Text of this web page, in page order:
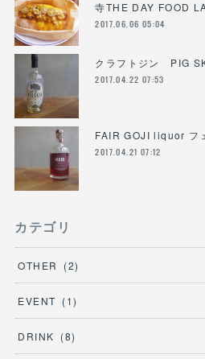
寺THE DAY FOOD
2017.06.06 05:04
クラフトジン PIG
2017.04.22 07:53
FAIR GOJI liquor
2017.04.21 07:12
カテゴリ
OTHER (2)
EVENT (1)
DRINK (8)